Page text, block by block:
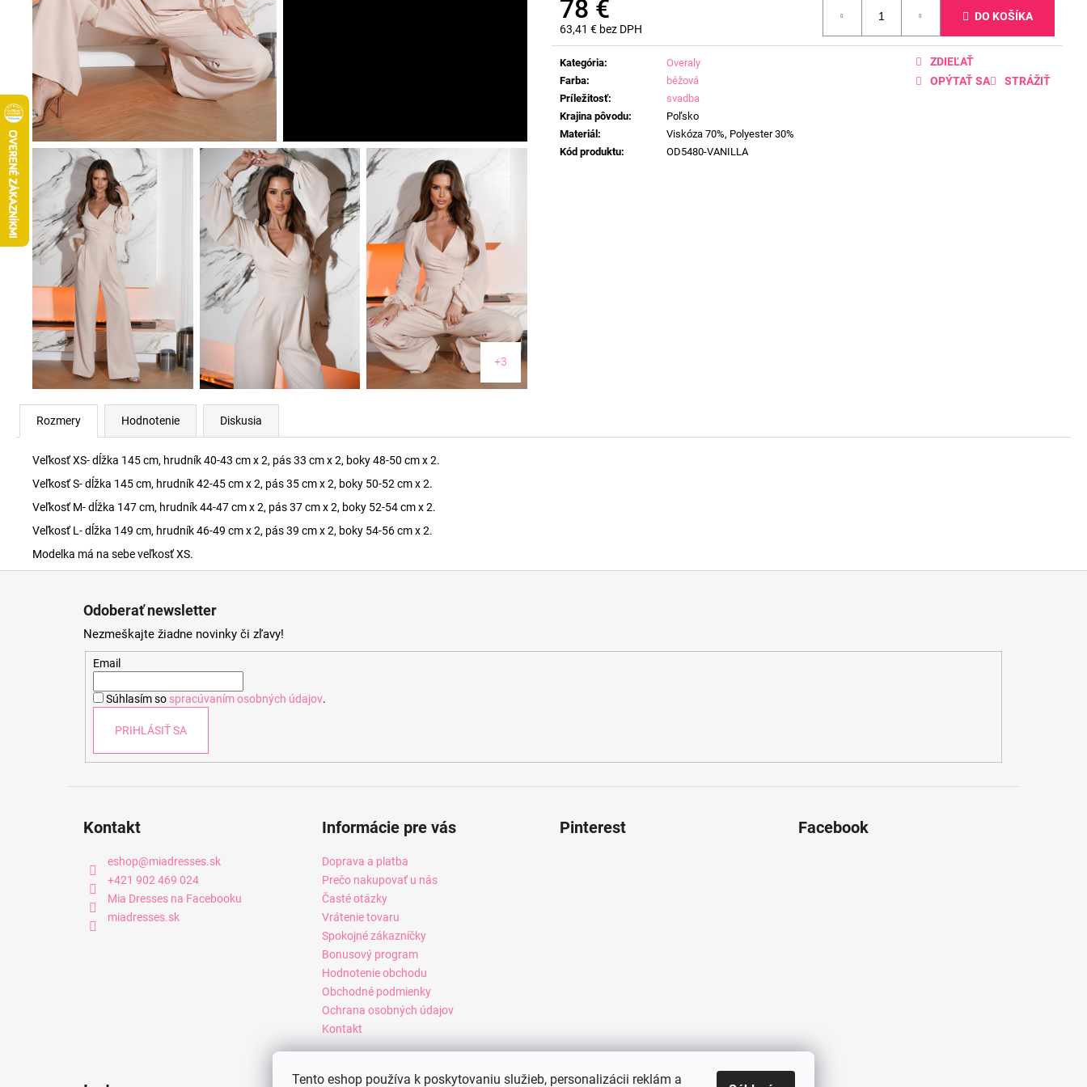
Tento eshop používa k poskytovaniu služieb, personalizácii reklám a
78 €
63,41 € bez DPH
Jednotková
cena:
DO KOŠÍKA
Kategória:
Overaly
Farba:
béžová
Príležitosť:
svadba
Krajina pôvodu:
Poľsko
Materiál:
Viskóza 70%, Polyester 30%
Kód produktu: OD5480-VANILLA
OPÝTAŤ SA STRÁŽIŤ
ZDIEĽAŤ
+3
Rozmery Hodnotenie Diskusia
Veľkosť XS- dĺžka 145 cm, hrudník 40-43 cm x 2, pás 33 cm x 2, boky 48-50 cm x 2.
Veľkosť S- dĺžka 145 cm, hrudník 42-45 cm x 2, pás 35 cm x 2, boky 50-52 cm x 2.
Veľkosť M- dĺžka 147 cm, hrudník 44-47 cm x 2, pás 37 cm x 2, boky 52-54 cm x 2.
Veľkosť L- dĺžka 149 cm, hrudník 46-49 cm x 2, pás 39 cm x 2, boky 54-56 cm x 2.
Modelka má na sebe veľkosť XS.
Odoberať newsletter
Nezmeškajte žiadne novinky či zľavy!
Email
Súhlasím so spracúvaním osobných údajov.
PRIHLÁSIŤ SA
Kontakt
eshop@miadresses.sk
+421 902 469 024
Mia Dresses na Facebooku
miadresses.sk
Informácie pre vás
Doprava a platba
Prečo nakupovať u nás
Časté otázky
Vrátenie tovaru
Spokojné zákazníčky
Bonusový program
Hodnotenie obchodu
Obchodné podmienky
Ochrana osobných údajov
Kontakt
Pinterest Facebook